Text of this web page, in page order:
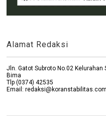
Alamat Redaksi
Jln. Gatot Subroto No.02
Bima
Tlp (0374) 42535
Email: redaksi@koranstabilitas.com